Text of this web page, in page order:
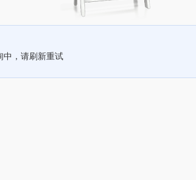
中，请刷新重试